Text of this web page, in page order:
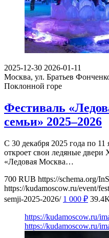
2025-12-30 2026-01-11
Москва, ул. Братьев
Поклонной горе
Фестиваль
семьи» 2025–2026
С 30 декабря 2025 года по
откроет свои ледяные
«Ледовая Москва…
700 RUB https://schema.org/
https://kudamoscow.ru/event/
semji-2025-2026/ 1 000 ₽
https://kudamoscow.ru/
https://kudamoscow.ru/